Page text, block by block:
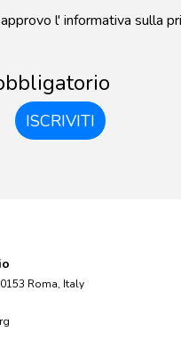
l' informativa sulla
ISCRIVITI
Roma, Italy